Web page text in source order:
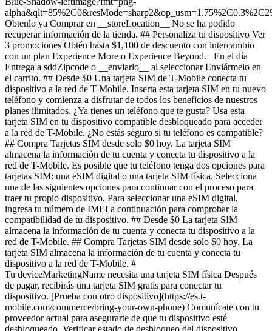
Obtenlo ya Comprar en __storeLocation__ No se ha podido
recuperar información de la tienda. ## ​​​​​​​Personaliza tu dispositivo Ver
3 promociones Obtén hasta $1,100 de descuento con intercambio
con un plan Experience More o Experience Beyond. En el día
Entrega a sddZipcode o __enviarlo__ al seleccionar Enviármelo en
el carrito. ## Desde $0 Una tarjeta SIM de T-Mobile conecta tu
dispositivo a la red de T-Mobile. Inserta esta tarjeta SIM en tu nuevo
teléfono y comienza a disfrutar de todos los beneficios de nuestros
planes ilimitados. ¿Ya tienes un teléfono que te gusta? Usa esta
tarjeta SIM en tu dispositivo compatible desbloqueado para acceder
a la red de T-Mobile. ¿No estás seguro si tu teléfono es compatible?
## Compra Tarjetas SIM desde solo $0 hoy. La tarjeta SIM
almacena la información de tu cuenta y conecta tu dispositivo a la
red de T-Mobile. Es posible que tu teléfono tenga dos opciones para
tarjetas SIM: una eSIM digital o una tarjeta SIM física. Selecciona
una de las siguientes opciones para continuar con el proceso para
traer tu propio dispositivo. Para seleccionar una eSIM digital,
ingresa tu número de IMEI a continuación para comprobar la
compatibilidad de tu dispositivo. ## Desde $0 La tarjeta SIM
almacena la información de tu cuenta y conecta tu dispositivo a la
red de T-Mobile. ## Compra Tarjetas SIM desde solo $0 hoy. La
tarjeta SIM almacena la información de tu cuenta y conecta tu
dispositivo a la red de T-Mobile. #
Tu deviceMarketingName necesita una tarjeta SIM física Después
de pagar, recibirás una tarjeta SIM gratis para conectar tu
dispositivo. [Prueba con otro dispositivo](https://es.t-
mobile.com/commerce/bring-your-own-phone) Comunícate con tu
proveedor actual para asegurarte de que tu dispositivo esté
desbloqueado. Verificar estado de desbloqueo del dispositivo